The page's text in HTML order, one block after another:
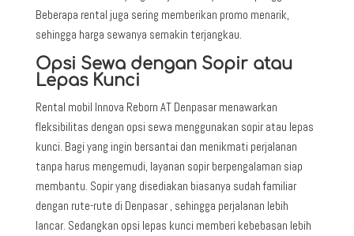
Beberapa rental juga sering memberikan promo menarik,
sehingga harga sewanya semakin terjangkau.
Opsi Sewa dengan Sopir atau
Lepas Kunci
Rental mobil Innova Reborn AT Denpasar menawarkan
fleksibilitas dengan opsi sewa menggunakan sopir atau lepas
kunci. Bagi yang ingin bersantai dan menikmati perjalanan
tanpa harus mengemudi, layanan sopir berpengalaman siap
membantu. Sopir yang disediakan biasanya sudah familiar
dengan rute-rute di Denpasar , sehingga perjalanan lebih
lancar. Sedangkan opsi lepas kunci memberi kebebasan lebih